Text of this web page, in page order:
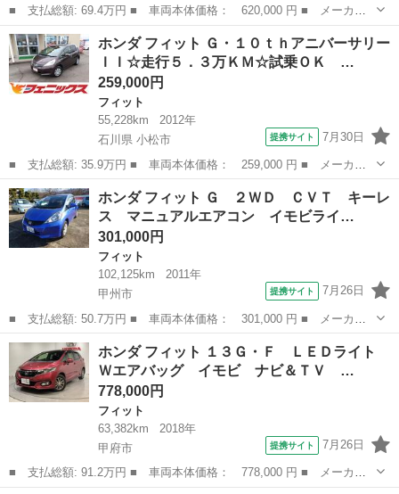
■ 支払総額: 69.4万円 ■ 車両本体価格： 620,000 円 ■ メーカー
名： ホンダ ■ 車種名： フィット ■ グレード名： １３Ｇ・Ｌ
パッケージ カロッツェリアナビ地デジ／バックカメラ／ＥＴＣ／ド
ライブレコー...
山梨 甲府市 フィット
ホンダ フィット Ｇ・１０ｔｈアニバーサリー
ＩＩ☆走行５．３万ＫＭ☆試乗ＯＫ …
259,000円
フィット
55,228km
2012年
石川県 小松市
提携サイト 7月30日
■ 支払総額: 35.9万円 ■ 車両本体価格： 259,000 円 ■ メーカー
名： ホンダ ■ 車種名： フィット ■ グレード名： Ｇ・１０ｔ
ｈアニバーサリーＩＩ☆走行５．３万ＫＭ☆試乗ＯＫ ☆カロッツェ
リアナビ☆Ｄ...
石川 小松市 フィット
ホンダ フィット Ｇ ２ＷＤ ＣＶＴ キーレ
ス マニュアルエアコン イモビライ…
301,000円
フィット
102,125km
2011年
甲州市
提携サイト 7月26日
■ 支払総額: 50.7万円 ■ 車両本体価格： 301,000 円 ■ メーカー
名： ホンダ ■ 車種名： フィット ■ グレード名： Ｇ ２Ｗ
Ｄ ＣＶＴ キーレス マニュアルエアコン イモビライザー エア
バッグ ＡＢＳ...
山梨 甲州市 フィット
ホンダ フィット １３Ｇ・Ｆ ＬＥＤライト
Ｗエアバッグ イモビ ナビ＆ＴＶ …
778,000円
フィット
63,382km
2018年
甲府市
提携サイト 7月26日
■ 支払総額: 91.2万円 ■ 車両本体価格： 778,000 円 ■ メーカー
名： ホンダ ■ 車種名： フィット ■ グレード名： １３Ｇ・